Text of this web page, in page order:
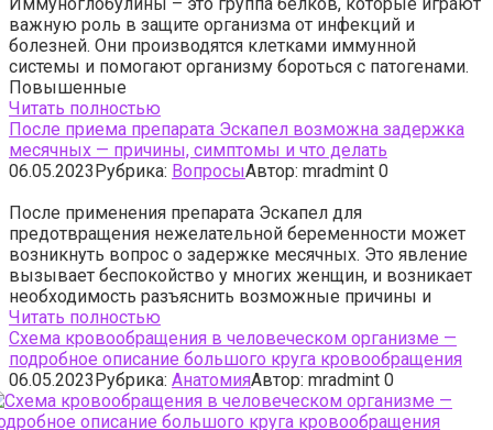
важную роль в защите организма от инфекций и
болезней. Они производятся клетками иммунной
системы и помогают организму бороться с патогенами.
Повышенные
Читать полностью
После приема препарата Эскапел возможна задержка
месячных — причины, симптомы и что делать
06.05.2023Рубрика: ВопросыАвтор: mradmint 0
После применения препарата Эскапел для
предотвращения нежелательной беременности может
возникнуть вопрос о задержке месячных. Это явление
вызывает беспокойство у многих женщин, и возникает
необходимость разъяснить возможные причины и
Читать полностью
Схема кровообращения в человеческом организме —
подробное описание большого круга кровообращения
06.05.2023Рубрика: АнатомияАвтор: mradmint 0